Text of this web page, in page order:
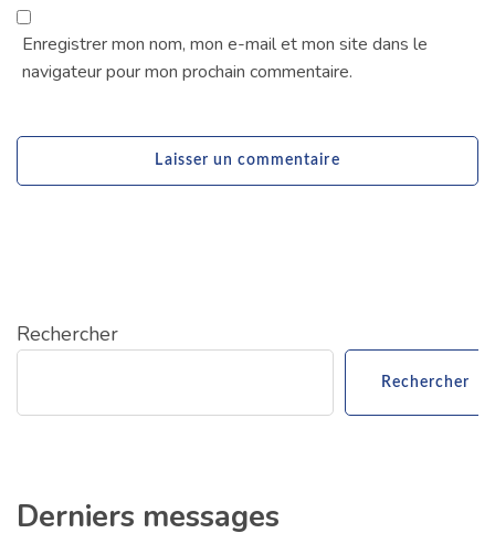
Enregistrer mon nom, mon e-mail et mon site dans le
navigateur pour mon prochain commentaire.
Rechercher
Rechercher
Derniers messages